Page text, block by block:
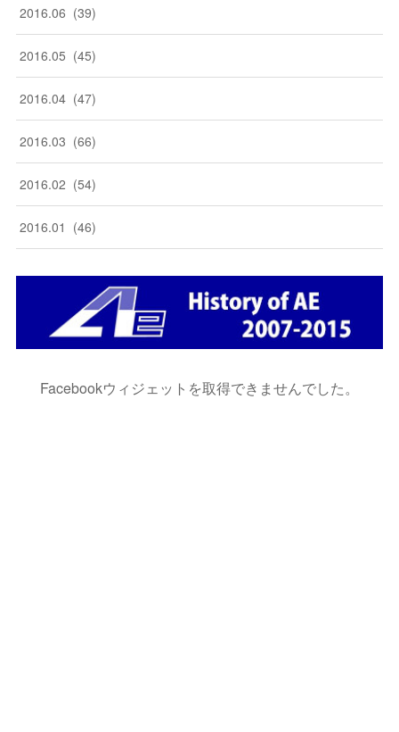
2016.06 (39)
2016.05 (45)
2016.04 (47)
2016.03 (66)
2016.02 (54)
2016.01 (46)
Facebookウィジェットを取得できませんでした。